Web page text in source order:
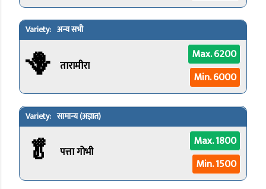
अन्य सभी
🪻 तारामीरा
Max. 6200
Min. 6000
सामान्य (अज्ञात)
🥬 पत्ता गोभी
Max. 1800
Min. 1500